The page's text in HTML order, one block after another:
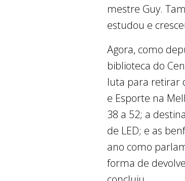
mestre Guy.
estudou e
Agora, como
biblioteca do
luta para retirar
e Esporte na
38 a 52; a
de LED; e as
ano como
forma de